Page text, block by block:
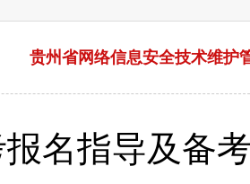
贵州省网络信息安全技术维护
名指导及备